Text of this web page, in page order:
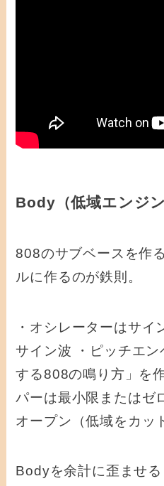
Body（低域エンジン
808のサブベースを作
ルに作るのが鉄則。
・オシレーターはサ
サイン波 ・ピッチエ
する808の鳴り方」を
パーは最小限またはゼ
オープン（低域をカッ
Bodyを余計に歪ませ